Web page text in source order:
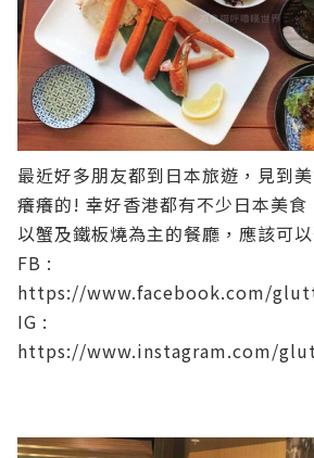
最近好多朋友都到日本旅遊，見到
癢癢的! 幸好香港都有不少日本美食
以蟹及鐵板燒為主的餐廳，應該可
FB :
https://www.facebook.com/
IG :
https://www.instagram.com/